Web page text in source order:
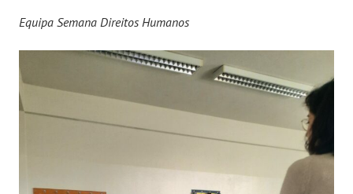
Equipa Semana Direitos Humanos